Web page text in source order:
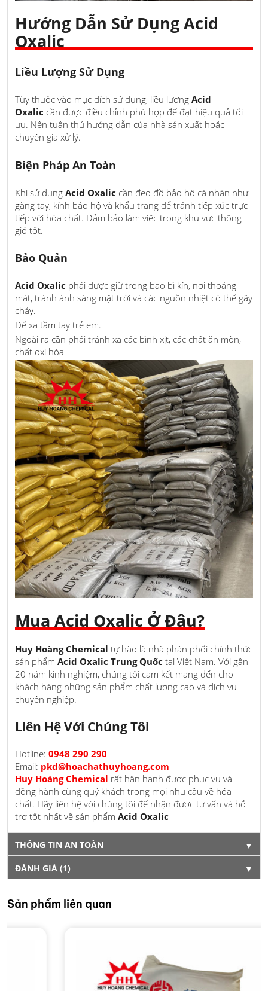
Hướng Dẫn Sử Dụng Acid
Oxalic
Liều Lượng Sử Dụng
Tùy thuộc vào mục đích sử dụng, liều lượng Acid
Oxalic cần được điều chỉnh phù hợp để đạt hiệu quả tối
ưu. Nên tuân thủ hướng dẫn của nhà sản xuất hoặc
chuyên gia xử lý.
Biện Pháp An Toàn
Khi sử dụng Acid Oxalic cần đeo đồ bảo hộ cá nhân như
găng tay, kính bảo hộ và khẩu trang để tránh tiếp xúc trực
tiếp với hóa chất. Đảm bảo làm việc trong khu vực thông
gió tốt.
Bảo Quản
Acid Oxalic phải được giữ trong bao bì kín, nơi thoáng
mát, tránh ánh sáng mặt trời và các nguồn nhiệt có thể gây
cháy.
Để xa tầm tay trẻ em.
Ngoài ra cần phải tránh xa các bình xịt, các chất ăn mòn,
chất oxi hóa
Mua Acid Oxalic Ở Đâu?
Huy Hoàng Chemical tự hào là nhà phân phối chính thức
sản phẩm Acid Oxalic Trung Quốc tại Việt Nam. Với gần
20 năm kinh nghiệm, chúng tôi cam kết mang đến cho
khách hàng những sản phẩm chất lượng cao và dịch vụ
chuyên nghiệp.
Liên Hệ Với Chúng Tôi
Hotline: 0948 290 290
Email: pkd@hoachathuyhoang.com
Huy Hoàng Chemical rất hân hạnh được phục vụ và
đồng hành cùng quý khách trong mọi nhu cầu về hóa
chất. Hãy liên hệ với chúng tôi để nhận được tư vấn và hỗ
trợ tốt nhất về sản phẩm Acid Oxalic
THÔNG TIN AN TOÀN ▼
ĐÁNH GIÁ (1) ▼
Sản phẩm liên quan